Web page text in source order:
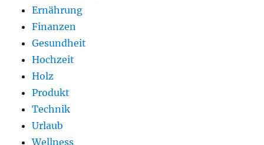
Ernährung
Finanzen
Gesundheit
Hochzeit
Holz
Produkt
Technik
Urlaub
Wellness